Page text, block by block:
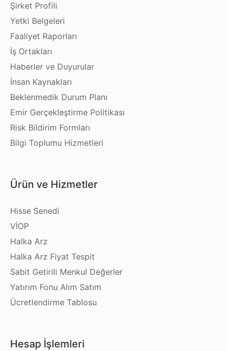
Şirket Profili
Yetki Belgeleri
Faaliyet Raporları
İş Ortakları
Haberler ve Duyurular
İnsan Kaynakları
Beklenmedik Durum Planı
Emir Gerçekleştirme Politikası
Risk Bildirim Formları
Bilgi Toplumu Hizmetleri
Ürün ve Hizmetler
Hisse Senedi
VİOP
Halka Arz
Halka Arz Fiyat Tespit
Sabit Getirili Menkul Değerler
Yatırım Fonu Alım Satım
Ücretlendirme Tablosu
Hesap İşlemleri